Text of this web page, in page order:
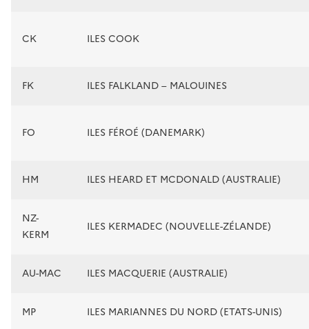
CK ILES COOK
FK ILES FALKLAND – MALOUINES
FO ILES FÉROÉ (DANEMARK)
HM ILES HEARD ET MCDONALD (AUSTRALIE)
NZ-
KERM
ILES KERMADEC (NOUVELLE-ZÉLANDE)
AU-MAC ILES MACQUERIE (AUSTRALIE)
MP ILES MARIANNES DU NORD (ETATS-UNIS)